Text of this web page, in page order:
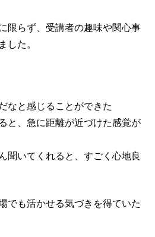
限らず、受講者の趣味や関心事
した。
なと感じることができた
と、急に距離が近づけた感覚が
聞いてくれると、すごく心地良
でも活かせる気づきを得ていた